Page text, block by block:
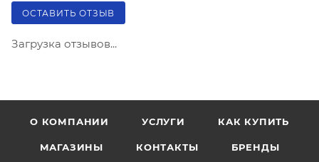
ОСТАВИТЬ ОТЗЫВ
Загрузка отзывов...
О КОМПАНИИ УСЛУГИ КАК КУПИТЬ
МАГАЗИНЫ КОНТАКТЫ БРЕНДЫ